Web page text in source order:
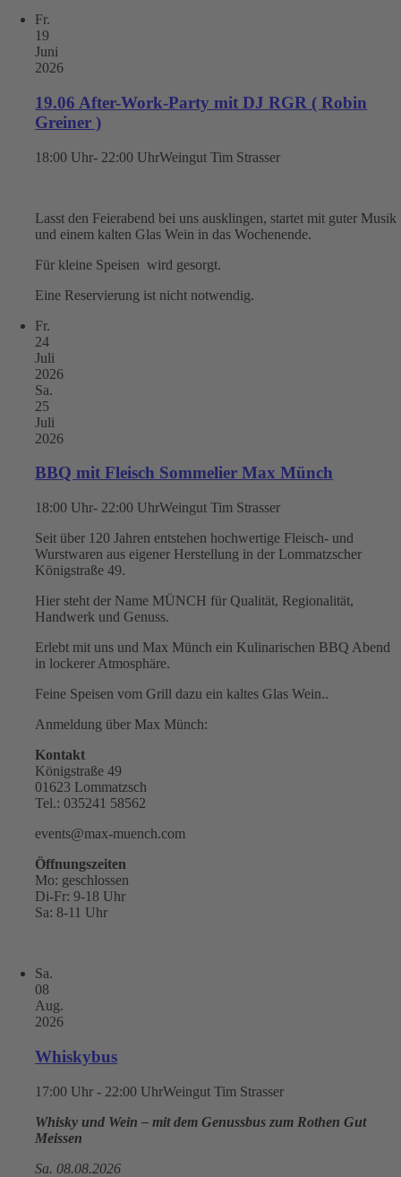
Fr.
19
Juni
2026
19.06 After-Work-Party mit DJ RGR ( Robin
Greiner )
18:00 Uhr- 22:00 UhrWeingut Tim Strasser
Lasst den Feierabend bei uns ausklingen, startet mit guter Musik
und einem kalten Glas Wein in das Wochenende.
Für kleine Speisen wird gesorgt.
Eine Reservierung ist nicht notwendig.
Fr.
24
Juli
2026
Sa.
25
Juli
2026
BBQ mit Fleisch Sommelier Max Münch
18:00 Uhr- 22:00 UhrWeingut Tim Strasser
Seit über 120 Jahren entstehen hochwertige Fleisch- und
Wurstwaren aus eigener Herstellung in der Lommatzscher
Königstraße 49.
Hier steht der Name MÜNCH für Qualität, Regionalität,
Handwerk und Genuss.
Erlebt mit uns und Max Münch ein Kulinarischen BBQ Abend
in lockerer Atmosphäre.
Feine Speisen vom Grill dazu ein kaltes Glas Wein..
Anmeldung über Max Münch:
Kontakt
Königstraße 49
01623 Lommatzsch
Tel.: 035241 58562
events@max-muench.com
Öffnungszeiten
Mo: geschlossen
Di-Fr: 9-18 Uhr
Sa: 8-11 Uhr
Sa.
08
Aug.
2026
Whiskybus
17:00 Uhr - 22:00 UhrWeingut Tim Strasser
Whisky und Wein – mit dem Genussbus zum Rothen Gut
Meissen
Sa. 08.08.2026